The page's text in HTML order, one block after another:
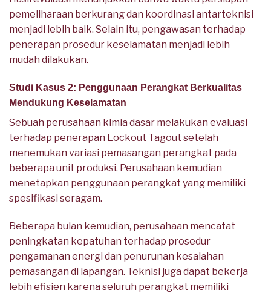
pemeliharaan berkurang dan koordinasi antarteknisi
menjadi lebih baik. Selain itu, pengawasan terhadap
penerapan prosedur keselamatan menjadi lebih
mudah dilakukan.
Studi Kasus 2: Penggunaan Perangkat Berkualitas
Mendukung Keselamatan
Sebuah perusahaan kimia dasar melakukan evaluasi
terhadap penerapan Lockout Tagout setelah
menemukan variasi pemasangan perangkat pada
beberapa unit produksi. Perusahaan kemudian
menetapkan penggunaan perangkat yang memiliki
spesifikasi seragam.
Beberapa bulan kemudian, perusahaan mencatat
peningkatan kepatuhan terhadap prosedur
pengamanan energi dan penurunan kesalahan
pemasangan di lapangan. Teknisi juga dapat bekerja
lebih efisien karena seluruh perangkat memiliki